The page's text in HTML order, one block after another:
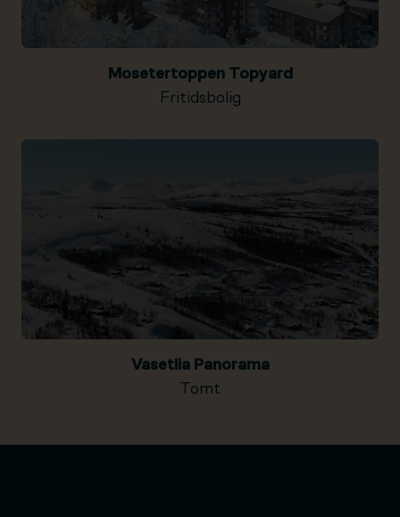
Mosetertoppen Topyard
Fritidsbolig
Vasetlia Panorama
Tomt